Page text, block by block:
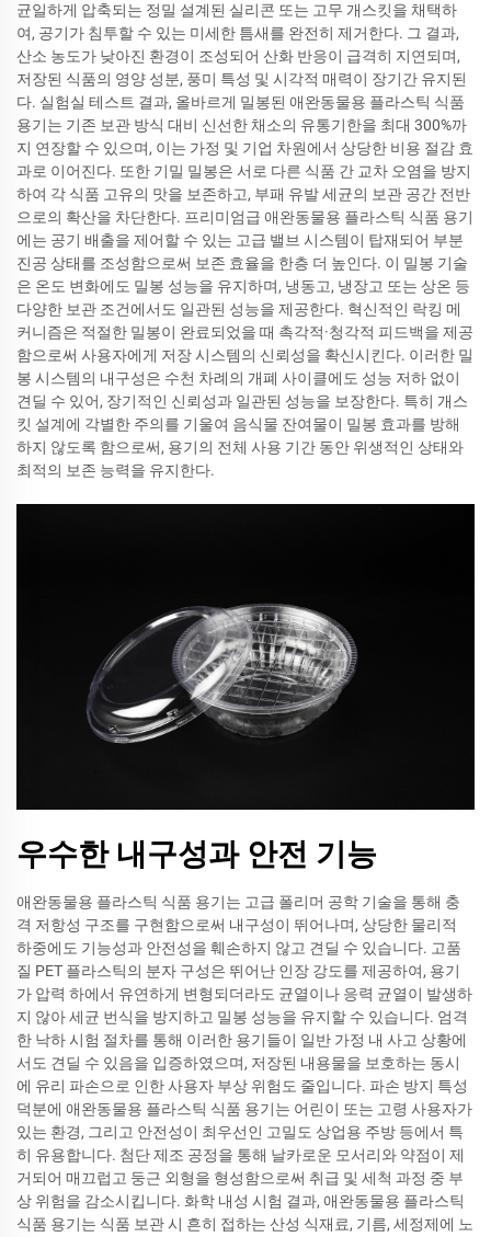
균일하게 압축되는 정밀 설계된 실리콘 또는 고무 개스킷을 채택하
여, 공기가 침투할 수 있는 미세한 틈새를 완전히 제거한다. 그 결과,
산소 농도가 낮아진 환경이 조성되어 산화 반응이 급격히 지연되며,
저장된 식품의 영양 성분, 풍미 특성 및 시각적 매력이 장기간 유지된
다. 실험실 테스트 결과, 올바르게 밀봉된 애완동물용 플라스틱 식품
용기는 기존 보관 방식 대비 신선한 채소의 유통기한을 최대 300%까
지 연장할 수 있으며, 이는 가정 및 기업 차원에서 상당한 비용 절감 효
과로 이어진다. 또한 기밀 밀봉은 서로 다른 식품 간 교차 오염을 방지
하여 각 식품 고유의 맛을 보존하고, 부패 유발 세균의 보관 공간 전반
으로의 확산을 차단한다. 프리미엄급 애완동물용 플라스틱 식품 용기
에는 공기 배출을 제어할 수 있는 고급 밸브 시스템이 탑재되어 부분
진공 상태를 조성함으로써 보존 효율을 한층 더 높인다. 이 밀봉 기술
은 온도 변화에도 밀봉 성능을 유지하며, 냉동고, 냉장고 또는 상온 등
다양한 보관 조건에서도 일관된 성능을 제공한다. 혁신적인 락킹 메
커니즘은 적절한 밀봉이 완료되었을 때 촉각적·청각적 피드백을 제공
함으로써 사용자에게 저장 시스템의 신뢰성을 확신시킨다. 이러한 밀
봉 시스템의 내구성은 수천 차례의 개폐 사이클에도 성능 저하 없이
견딜 수 있어, 장기적인 신뢰성과 일관된 성능을 보장한다. 특히 개스
킷 설계에 각별한 주의를 기울여 음식물 잔여물이 밀봉 효과를 방해
하지 않도록 함으로써, 용기의 전체 사용 기간 동안 위생적인 상태와
최적의 보존 능력을 유지한다.
우수한 내구성과 안전 기능
애완동물용 플라스틱 식품 용기는 고급 폴리머 공학 기술을 통해 충
격 저항성 구조를 구현함으로써 내구성이 뛰어나며, 상당한 물리적
하중에도 기능성과 안전성을 훼손하지 않고 견딜 수 있습니다. 고품
질 PET 플라스틱의 분자 구성은 뛰어난 인장 강도를 제공하여, 용기
가 압력 하에서 유연하게 변형되더라도 균열이나 응력 균열이 발생하
지 않아 세균 번식을 방지하고 밀봉 성능을 유지할 수 있습니다. 엄격
한 낙하 시험 절차를 통해 이러한 용기들이 일반 가정 내 사고 상황에
서도 견딜 수 있음을 입증하였으며, 저장된 내용물을 보호하는 동시
에 유리 파손으로 인한 사용자 부상 위험도 줄입니다. 파손 방지 특성
덕분에 애완동물용 플라스틱 식품 용기는 어린이 또는 고령 사용자가
있는 환경, 그리고 안전성이 최우선인 고밀도 상업용 주방 등에서 특
히 유용합니다. 첨단 제조 공정을 통해 날카로운 모서리와 약점이 제
거되어 매끄럽고 둥근 외형을 형성함으로써 취급 및 세척 과정 중 부
상 위험을 감소시킵니다. 화학 내성 시험 결과, 애완동물용 플라스틱
식품 용기는 식품 보관 시 흔히 접하는 산성 식재료, 기름, 세정제에 노